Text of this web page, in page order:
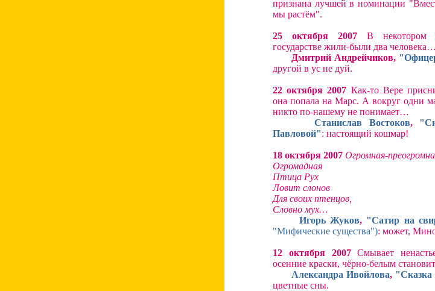
признана лучшей в номинации
мы растём".
25 октября 2007 В некотором
государстве жили-были два человека…
Дмитрий Андрейчиков,
другой в ус не дуй.
22 октября 2007 Как-то Вере
она попала на Марс. А вокруг одни
никто по-нашему не понимает…
Станислав Востоков,
Павловой": настоящий кошмар!
18 октября 2007 Огромная-
Огромадная
Птица Рух
Ловит слонов
Для своих птенцов,
Словно мух…
Игорь Жуков, "Сатир на
"Мифические существа"): может,
12 октября 2007Смывает
осенние краски, чёрно-белым
Александра Ивойлова,
цветные сны.